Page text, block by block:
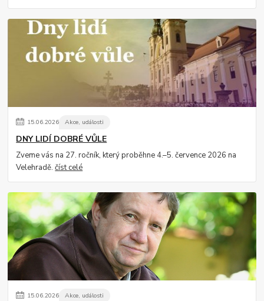
15.06.2026 Akce, události
DNY LIDÍ DOBRÉ VŮLE
Zveme vás na 27. ročník, který proběhne 4.–5. července 2026 na
Velehradě.číst celé
15.06.2026 Akce, události